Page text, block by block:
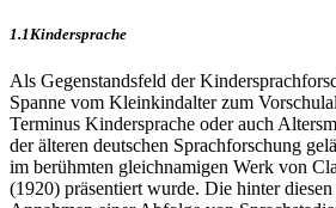
1.1Kindersprache
Als Gegenstandsfeld der
Spanne vom Kleinkindalter zum
Terminus Kindersprache oder auch
der älteren deutschen Sprachforschung
im berühmten gleichnamigen Werk von
(1920) präsentiert wurde. Die hinter